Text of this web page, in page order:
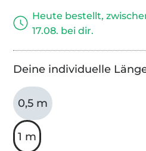
Heute bestellt,
17.08. bei dir.
Deine individuelle
0,5 m
1 m